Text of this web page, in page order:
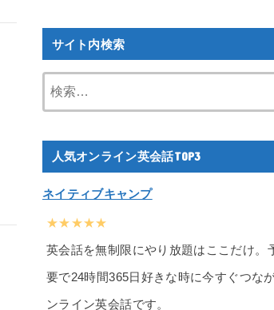
サイト内検索
人気オンライン英会話TOP3
ネイティブキャンプ
★★★★★
英会話を無制限にやり放題はここだけ。
要で24時間365日好きな時に今すぐつな
ンライン英会話です。